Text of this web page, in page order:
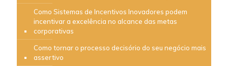
Como Sistemas de Incentivos Inovadores podem
incentivar a excelência no alcance das metas
corporativas
Como tornar o processo decisório do seu negócio mais
assertivo